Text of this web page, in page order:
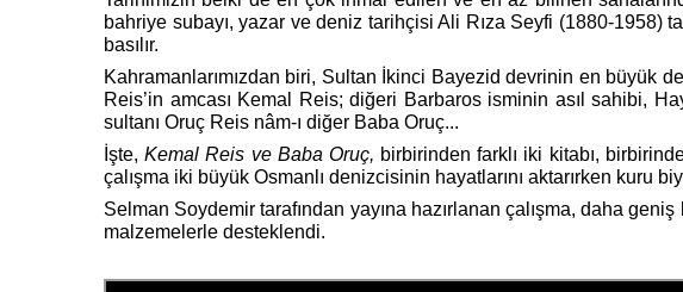
bahriye subayı, yazar ve deniz tarihçisi Ali Rıza Seyfi (1880-1958)
basılır.
Kahramanlarımızdan biri, Sultan İkinci Bayezid devrinin en büyük
Reis’in amcası Kemal Reis; diğeri Barbaros isminin asıl sahibi,
sultanı Oruç Reis nâm-ı diğer Baba Oruç...
İşte,Kemal Reis ve Baba Oruç, birbirinden farklı iki kitabı,
çalışma iki büyük Osmanlı denizcisinin hayatlarını aktarırken
Selman Soydemir tarafından yayına hazırlanan çalışma, daha
malzemelerle desteklendi.